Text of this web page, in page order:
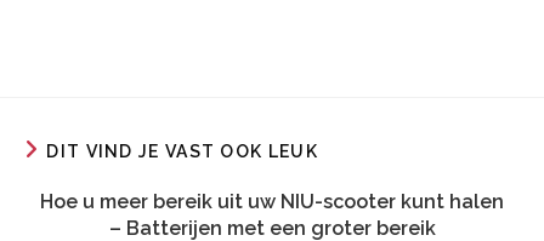
DIT VIND JE VAST OOK LEUK
Hoe u meer bereik uit uw NIU-scooter kunt halen
– Batterijen met een groter bereik